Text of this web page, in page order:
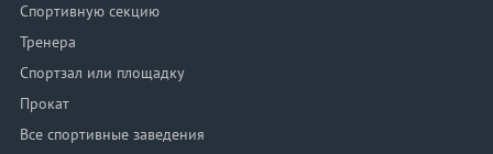
Спортивную секцию
Тренера
Спортзал или площадку
Прокат
Все спортивные заведения